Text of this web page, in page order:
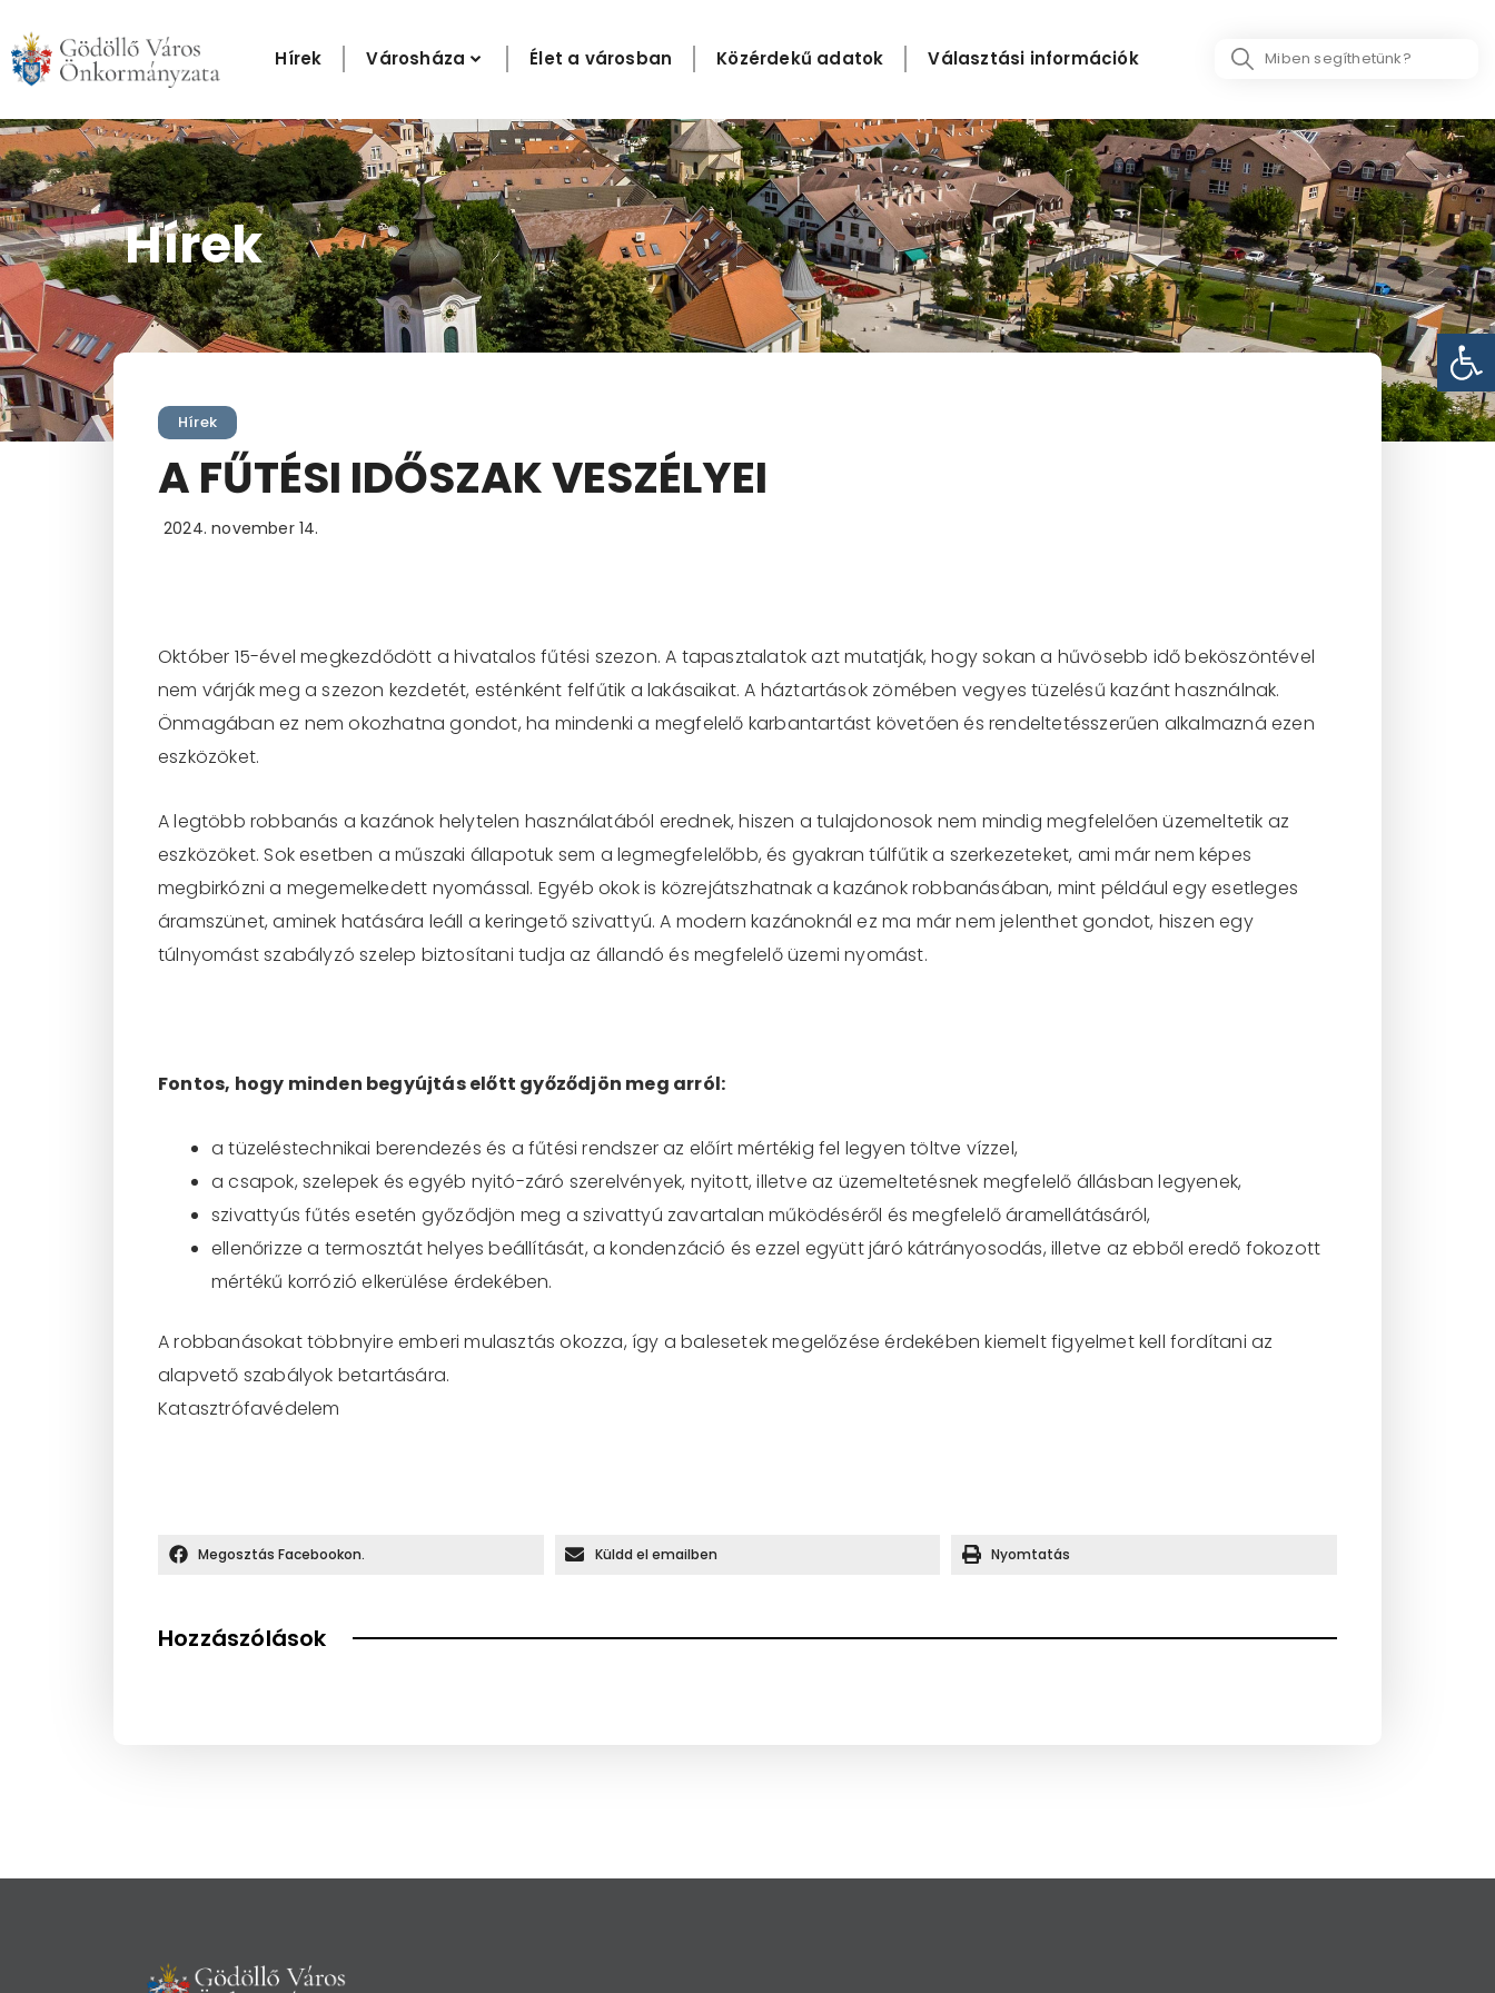
content
Hírek Városháza Élet a városban Közérdekű adatok Választási információk
Search
Hírek
Hírek
A FŰTÉSI IDŐSZAK VESZÉLYEI
2024. november 14.
Október 15-ével megkezdődött a hivatalos fűtési szezon. A tapasztalatok azt mutatják, hogy sokan a hűvösebb idő beköszöntével
nem várják meg a szezon kezdetét, esténként felfűtik a lakásaikat. A háztartások zömében vegyes tüzelésű kazánt használnak.
Önmagában ez nem okozhatna gondot, ha mindenki a megfelelő karbantartást követően és rendeltetésszerűen alkalmazná ezen
eszközöket.
A legtöbb robbanás a kazánok helytelen használatából erednek, hiszen a tulajdonosok nem mindig megfelelően üzemeltetik az
eszközöket. Sok esetben a műszaki állapotuk sem a legmegfelelőbb, és gyakran túlfűtik a szerkezeteket, ami már nem képes
megbirkózni a megemelkedett nyomással. Egyéb okok is közrejátszhatnak a kazánok robbanásában, mint például egy esetleges
áramszünet, aminek hatására leáll a keringető szivattyú. A modern kazánoknál ez ma már nem jelenthet gondot, hiszen egy
túlnyomást szabályzó szelep biztosítani tudja az állandó és megfelelő üzemi nyomást.
Fontos, hogy minden begyújtás előtt győződjön meg arról:
a tüzeléstechnikai berendezés és a fűtési rendszer az előírt mértékig fel legyen töltve vízzel,
a csapok, szelepek és egyéb nyitó-záró szerelvények, nyitott, illetve az üzemeltetésnek megfelelő állásban legyenek,
szivattyús fűtés esetén győződjön meg a szivattyú zavartalan működéséről és megfelelő áramellátásáról,
ellenőrizze a termosztát helyes beállítását, a kondenzáció és ezzel együtt járó kátrányosodás, illetve az ebből eredő fokozott
mértékű korrózió elkerülése érdekében.
A robbanásokat többnyire emberi mulasztás okozza, így a balesetek megelőzése érdekében kiemelt figyelmet kell fordítani az
alapvető szabályok betartására.
Katasztrófavédelem
Megosztás Facebookon. Küldd el emailben Nyomtatás
Hozzászólások